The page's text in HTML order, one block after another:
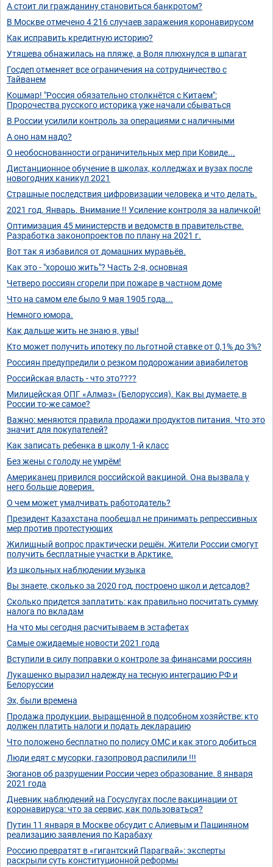
А стоит ли гражданину становиться банкротом?
В Москве отмечено 4 216 случаев заражения коронавирусом
Как исправить кредитную историю?
Утяшева обнажилась на пляже, а Воля плюхнулся в шпагат
Госдеп отменяет все ограничения на сотрудничество с
Тайванем
Кошмар! "Россия обязательно столкнётся с Китаем":
Пророчества русского историка уже начали сбываться
В России усилили контроль за операциями с наличными
А оно нам надо?
О необоснованности ограничительных мер при Ковиде...
Дистанционное обучение в школах, колледжах и вузах после
новогодних каникул 2021
Страшные последствия цифровизации человека и что делать.
2021 год. Январь. Внимание !! Усиление контроля за наличкой!
Оптимизация 45 министерств и ведомств в правительстве.
Разработка законопроектов по плану на 2021 г.
Вот так я избавился от домашних муравьёв.
Как это - "хорошо жить"? Часть 2-я, основная
Четверо россиян сгорели при пожаре в частном доме
Что на самом еле было 9 мая 1905 года...
Немного юмора.
Как дальше жить не знаю я, увы!
Кто может получить ипотеку по льготной ставке от 0,1% до 3%?
Россиян предупредили о резком подорожании авиабилетов
Российская власть - что это????
Милицейская ОПГ «Алмаз» (Белоруссия). Как вы думаете, в
России то-же самое?
Важно: меняются правила продажи продуктов питания. Что это
значит для покупателей?
Как записать ребенка в школу 1-й класс
Без жены с голоду не умрём!
Американец привился российской вакциной. Она вызвала у
него больше доверия.
О чем может умалчивать работодатель?
Президент Казахстана пообещал не принимать репрессивных
мер против протестующих
Жилищный вопрос практически решён. Жители России смогут
получить бесплатные участки в Арктике.
Из школьных наблюдении музыка
Вы знаете, сколько за 2020 год, построено школ и детсадов?
Сколько придется заплатить: как правильно посчитать сумму
налога по вкладам
На что мы сегодня расчитываем в эстафетах
Самые ожидаемые новости 2021 года
Вступили в силу поправки о контроле за финансами россиян
Лукашенко выразил надежду на тесную интеграцию РФ и
Белоруссии
Эх, были времена
Продажа продукции, выращенной в подсобном хозяйстве: кто
должен платить налоги и подать декларацию
Что положено бесплатно по полису ОМС и как этого добиться
Люди едят с мусорки, газопровод распилили !!!
Зюганов об разрушении России через образование. 8 января
2021 года
Дневник наблюдений на Госуслугах после вакцинации от
коронавируса: что за сервис, как пользоваться?
Путин 11 января в Москве обсудит с Алиевым и Пашиняном
реализацию заявления по Карабаху
Россию превратят в «гигантский Парагвай»: эксперты
раскрыли суть конституционной реформы